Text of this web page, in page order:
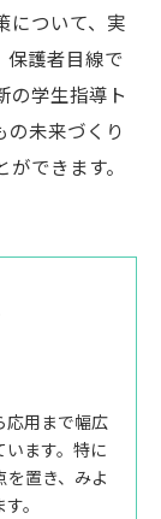
について、実
保護者目線で
の学生指導ト
の未来づくり
できます。
応用まで幅広
います。特に
置き、みよ
。